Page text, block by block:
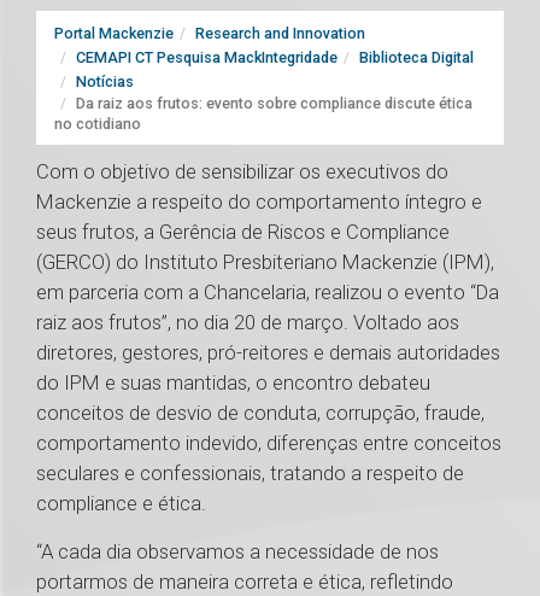
Portal Mackenzie
Research and Innovation
CEMAPI CT Pesquisa MackIntegridade
Biblioteca Digital
Notícias
Da raiz aos frutos: evento sobre compliance discute ética
no cotidiano
Com o objetivo de sensibilizar os executivos do
Mackenzie a respeito do comportamento íntegro e
seus frutos, a Gerência de Riscos e Compliance
(GERCO) do Instituto Presbiteriano Mackenzie (IPM),
em parceria com a Chancelaria, realizou o evento “Da
raiz aos frutos”, no dia 20 de março. Voltado aos
diretores, gestores, pró-reitores e demais autoridades
do IPM e suas mantidas, o encontro debateu
conceitos de desvio de conduta, corrupção, fraude,
comportamento indevido, diferenças entre conceitos
seculares e confessionais, tratando a respeito de
compliance e ética.
“A cada dia observamos a necessidade de nos
portarmos de maneira correta e ética, refletindo